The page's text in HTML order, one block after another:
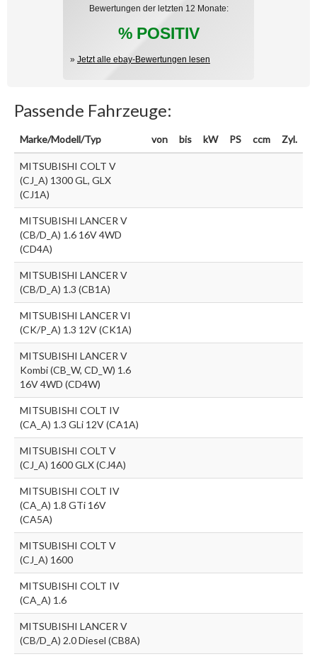
Bewertungen der letzten 12 Monate:
% POSITIV
» Jetzt alle ebay-Bewertungen lesen
Passende Fahrzeuge:
Marke/Modell/Typ von bis kW PS ccm Zyl.
MITSUBISHI COLT V
(CJ_A) 1300 GL, GLX
(CJ1A)
MITSUBISHI LANCER V
(CB/D_A) 1.6 16V 4WD
(CD4A)
MITSUBISHI LANCER V
(CB/D_A) 1.3 (CB1A)
MITSUBISHI LANCER VI
(CK/P_A) 1.3 12V (CK1A)
MITSUBISHI LANCER V
Kombi (CB_W, CD_W) 1.6
16V 4WD (CD4W)
MITSUBISHI COLT IV
(CA_A) 1.3 GLi 12V (CA1A)
MITSUBISHI COLT V
(CJ_A) 1600 GLX (CJ4A)
MITSUBISHI COLT IV
(CA_A) 1.8 GTi 16V
(CA5A)
MITSUBISHI COLT V
(CJ_A) 1600
MITSUBISHI COLT IV
(CA_A) 1.6
MITSUBISHI LANCER V
(CB/D_A) 2.0 Diesel (CB8A)